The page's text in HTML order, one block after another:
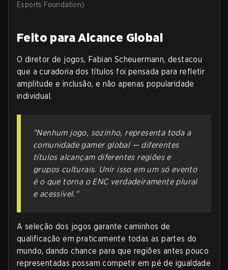
Esports Foundation)
Feito para Alcance Global
O diretor de jogos, Fabian Scheuermann, destacou
que a curadoria dos títulos foi pensada para refletir
amplitude e inclusão, e não apenas popularidade
individual.
"Nenhum jogo, sozinho, representa toda a
comunidade gamer global — diferentes
títulos alcançam diferentes regiões e
grupos culturais. Unir isso em um só evento
é o que torna o ENC verdadeiramente plural
e acessível."
A seleção dos jogos garante caminhos de
qualificação em praticamente todas as partes do
mundo, dando chance para que regiões antes pouco
representadas possam competir em pé de igualdade